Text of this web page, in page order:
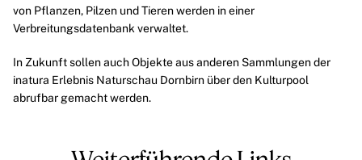
von Pflanzen, Pilzen und Tieren werden in einer
Verbreitungsdatenbank verwaltet.
In Zukunft sollen auch Objekte aus anderen Sammlungen der
inatura Erlebnis Naturschau Dornbirn über den Kulturpool
abrufbar gemacht werden.